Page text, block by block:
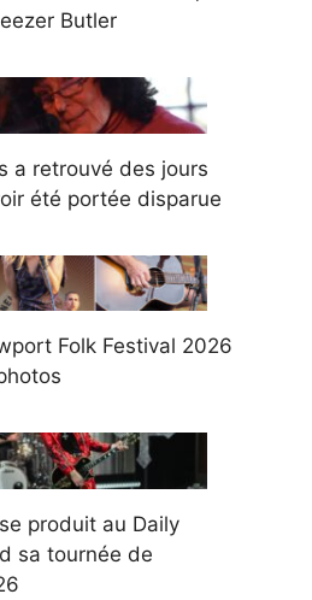
Butler
a retrouvé des jours
été portée disparue
Folk Festival 2026
produit au Daily
sa tournée de